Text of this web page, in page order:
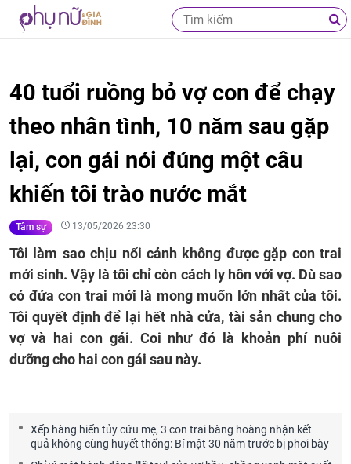
40 tuổi ruồng bỏ vợ con để chạy
theo nhân tình, 10 năm sau gặp
lại, con gái nói đúng một câu
khiến tôi trào nước mắt
Tâm sự 13/05/2026 23:30
Tôi làm sao chịu nổi cảnh không được gặp con trai
mới sinh. Vậy là tôi chỉ còn cách ly hôn với vợ. Dù sao
có đứa con trai mới là mong muốn lớn nhất của tôi.
Tôi quyết định để lại hết nhà cửa, tài sản chung cho
vợ và hai con gái. Coi như đó là khoản phí nuôi
dưỡng cho hai con gái sau này.
Xếp hàng hiến tủy cứu mẹ, 3 con trai bàng hoàng nhận kết
quả không cùng huyết thống: Bí mật 30 năm trước bị phơi bày